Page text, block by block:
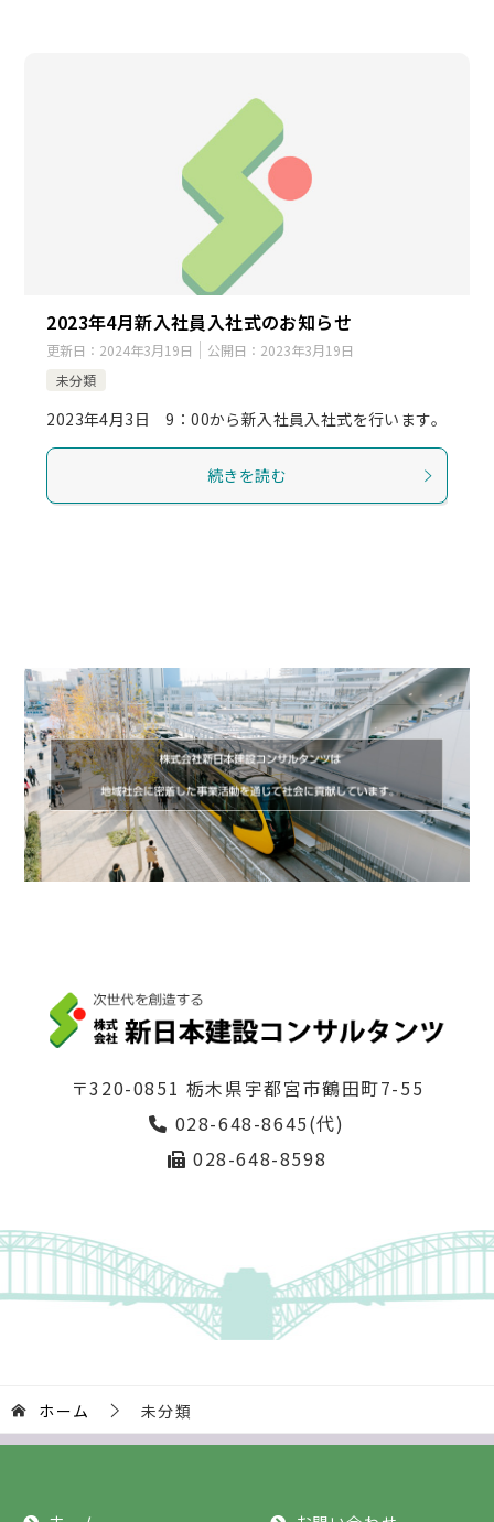
2023年4月新入社員入社式のお知らせ
更新日： 2024年3月19日 公開日： 2023年3月19日
未分類
2023年4月3日 9：00から新入社員入社式を行います。
続きを読む
〒320-0851 栃木県宇都宮市鶴田町7-55
028-648-8645(代)
028-648-8598
ホーム 未分類